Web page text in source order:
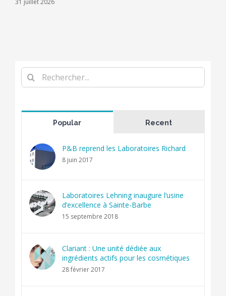
31 juillet 2026
Rechercher
Popular Recent
P&B reprend les Laboratoires Richard
8 juin 2017
Laboratoires Lehning inaugure l’usine
d’excellence à Sainte-Barbe
15 septembre 2018
Clariant : Une unité dédiée aux
ingrédients actifs pour les cosmétiques
28 février 2017